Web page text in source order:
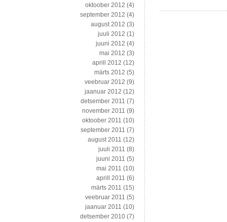
oktoober 2012 (4)
september 2012 (4)
august 2012 (3)
juuli 2012 (1)
juuni 2012 (4)
mai 2012 (3)
aprill 2012 (12)
märts 2012 (5)
veebruar 2012 (9)
jaanuar 2012 (12)
detsember 2011 (7)
november 2011 (9)
oktoober 2011 (10)
september 2011 (7)
august 2011 (12)
juuli 2011 (8)
juuni 2011 (5)
mai 2011 (10)
aprill 2011 (6)
märts 2011 (15)
veebruar 2011 (5)
jaanuar 2011 (10)
detsember 2010 (7)